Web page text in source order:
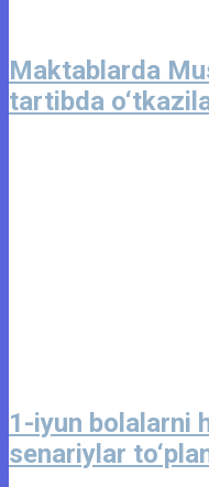
Maktablarda
tartibda
1-iyun bolalarni
senariylar